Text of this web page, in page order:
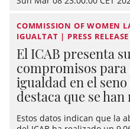
COMMISSION OF WOMEN
IGUALTAT | PRESS
El ICAB presenta
compromisos
igualdad en el seno
destaca que se han
Estos datos indican que la